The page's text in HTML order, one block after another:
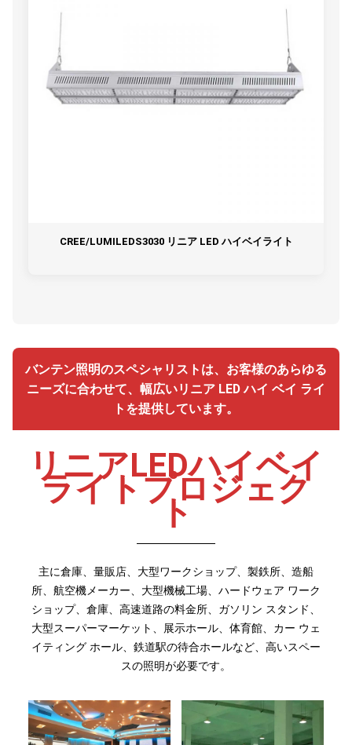
CREE/LUMILEDS3030 リニア LED ハイベイライト
バンテン照明のスペシャリストは、お客様のあらゆる
ニーズに合わせて、幅広いリニア LED ハイ ベイ ライ
トを提供しています。
リニアLEDハイベイ
ライトプロジェク
ト
主に倉庫、量販店、大型ワークショップ、製鉄所、造船
所、航空機メーカー、大型機械工場、ハードウェア ワーク
ショップ、倉庫、高速道路の料金所、ガソリン スタンド、
大型スーパーマーケット、展示ホール、体育館、カー ウェ
イティング ホール、鉄道駅の待合ホールなど、高いスペー
スの照明が必要です。